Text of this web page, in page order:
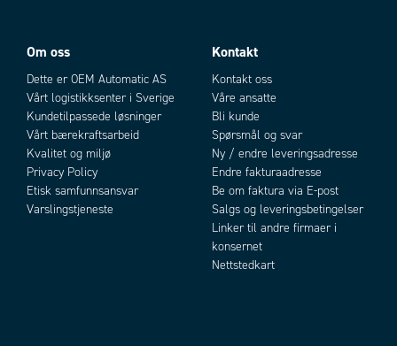
Om oss
Dette er OEM Automatic AS
Vårt logistikksenter i Sverige
Kundetilpassede løsninger
Vårt bærekraftsarbeid
Kvalitet og miljø
Privacy Policy
Etisk samfunnsansvar
Varslingstjeneste
Kontakt
Kontakt oss
Våre ansatte
Bli kunde
Spørsmål og svar
Ny / endre leveringsadresse
Endre fakturaadresse
Be om faktura via E-post
Salgs og leveringsbetingelser
Linker til andre firmaer i
konsernet
Nettstedkart